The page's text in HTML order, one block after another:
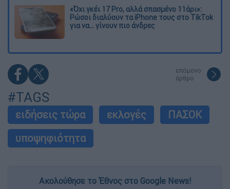
«Όχι γκέι 17 Pro, αλλά σπασμένο 11άρι»:
Ρώσοι διαλύουν τα iPhone τους στο TikTok
για να... γίνουν πιο άνδρες
επόμενο
άρθρο
#TAGS
ειδήσεις τώρα εκλογές
ΠΑΣΟΚ
υποψηφιότητα
Ακολούθησε το Έθνος στο Google News!